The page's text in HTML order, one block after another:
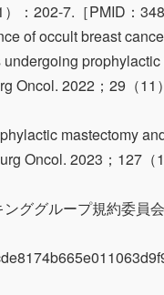
：202-7.［PMID：
of occult breast
prophylactic
Oncol. 2022；29（11
mastectomy
Oncol. 2023；127（
ググループ規約委員